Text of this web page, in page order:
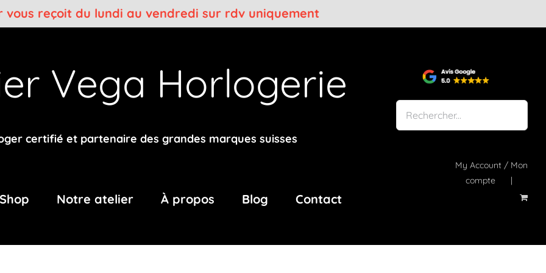
vous reçoit du lundi au vendredi sur rdv uniquement
Vega Horlogerie
certifié et partenaire des grandes marques suisses
Shop Notre atelier À propos Blog Contact
My Account / Mon
compte